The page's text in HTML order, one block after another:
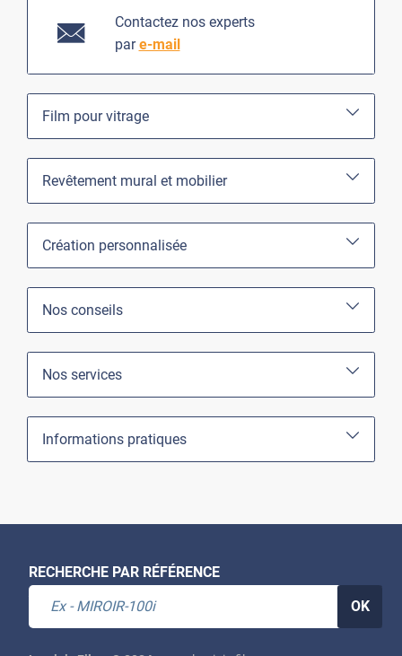
Contactez nos experts
pare-mail
Film pour vitrage
Revêtement mural et mobilier
Création personnalisée
Nos conseils
Nos services
Informations pratiques
RECHERCHE PAR RÉFÉRENCE
OK